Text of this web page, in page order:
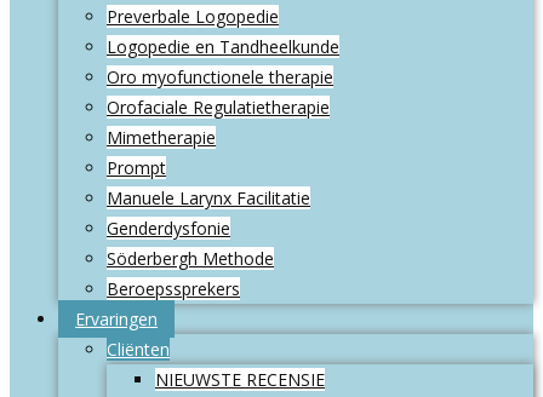
Preverbale Logopedie
Logopedie en Tandheelkunde
Oro myofunctionele therapie
Orofaciale Regulatietherapie
Mimetherapie
Prompt
Manuele Larynx Facilitatie
Genderdysfonie
Söderbergh Methode
Beroepssprekers
Ervaringen
Cliënten
NIEUWSTE RECENSIE